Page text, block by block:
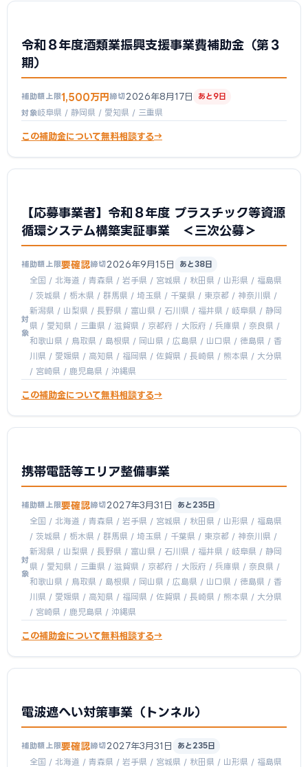
令和８年度酒類業振興支援事業費補助金（第３
期）
補助額上限1,500万円締切 2026年8月17日
あと9日
対象岐阜県 / 静岡県 / 愛知県 / 三重県
この補助金について無料相談する
【応募事業者】令和８年度 プラスチック等資源
循環システム構築実証事業 ＜三次公募＞
補助額上限要確認締切 2026年9月15日 あと38日
対
象
全国 / 北海道 / 青森県 / 岩手県 / 宮城県 / 秋田県 / 山形県 / 福島県
/ 茨城県 / 栃木県 / 群馬県 / 埼玉県 / 千葉県 / 東京都 / 神奈川県 /
新潟県 / 山梨県 / 長野県 / 富山県 / 石川県 / 福井県 / 岐阜県 / 静岡
県 / 愛知県 / 三重県 / 滋賀県 / 京都府 / 大阪府 / 兵庫県 / 奈良県 /
和歌山県 / 鳥取県 / 島根県 / 岡山県 / 広島県 / 山口県 / 徳島県 / 香
川県 / 愛媛県 / 高知県 / 福岡県 / 佐賀県 / 長崎県 / 熊本県 / 大分県
/ 宮崎県 / 鹿児島県 / 沖縄県
この補助金について無料相談する
携帯電話等エリア整備事業
補助額上限要確認締切 2027年3月31日 あと235日
対
象
全国 / 北海道 / 青森県 / 岩手県 / 宮城県 / 秋田県 / 山形県 / 福島県
/ 茨城県 / 栃木県 / 群馬県 / 埼玉県 / 千葉県 / 東京都 / 神奈川県 /
新潟県 / 山梨県 / 長野県 / 富山県 / 石川県 / 福井県 / 岐阜県 / 静岡
県 / 愛知県 / 三重県 / 滋賀県 / 京都府 / 大阪府 / 兵庫県 / 奈良県 /
和歌山県 / 鳥取県 / 島根県 / 岡山県 / 広島県 / 山口県 / 徳島県 / 香
川県 / 愛媛県 / 高知県 / 福岡県 / 佐賀県 / 長崎県 / 熊本県 / 大分県
/ 宮崎県 / 鹿児島県 / 沖縄県
この補助金について無料相談する
電波遮へい対策事業（トンネル）
補助額上限要確認締切 2027年3月31日 あと235日
全国 / 北海道 / 青森県 / 岩手県 / 宮城県 / 秋田県 / 山形県 / 福島県